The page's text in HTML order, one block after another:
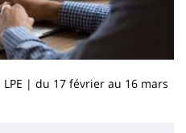
| du 17 février au 16 mars